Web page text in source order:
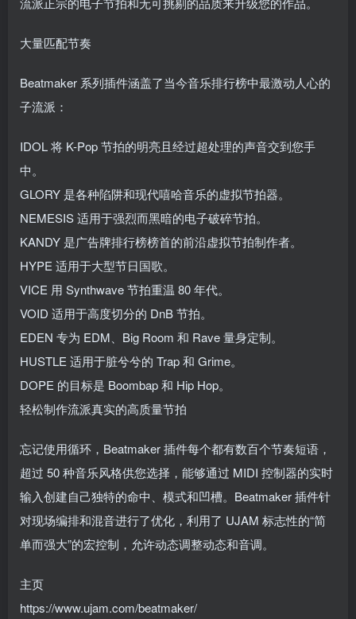
大量匹配节奏
Beatmaker 系列插件涵盖了当今音乐排行榜中最激动人心的
子流派：
IDOL 将 K-Pop 节拍的明亮且经过超处理的声音交到您手
中。
GLORY 是各种陷阱和现代嘻哈音乐的虚拟节拍器。
NEMESIS 适用于强烈而黑暗的电子破碎节拍。
KANDY 是广告牌排行榜榜首的前沿虚拟节拍制作者。
HYPE 适用于大型节日国歌。
VICE 用 Synthwave 节拍重温 80 年代。
VOID 适用于高度切分的 DnB 节拍。
EDEN 专为 EDM、Big Room 和 Rave 量身定制。
HUSTLE 适用于脏兮兮的 Trap 和 Grime。
DOPE 的目标是 Boombap 和 Hip Hop。
轻松制作流派真实的高质量节拍
忘记使用循环，Beatmaker 插件每个都有数百个节奏短语，
超过 50 种音乐风格供您选择，能够通过 MIDI 控制器的实时
输入创建自己独特的命中、模式和凹槽。Beatmaker 插件针
对现场编排和混音进行了优化，利用了 UJAM 标志性的“简
单而强大”的宏控制，允许动态调整动态和音调。
主页
https://www.ujam.com/beatmaker/